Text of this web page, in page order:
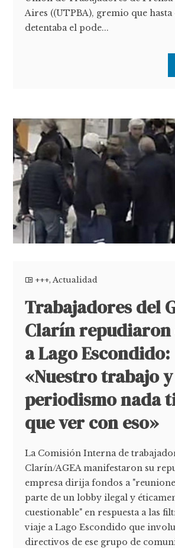
Aires ((UTPBA), gremio que
detentaba el pode...
+++,Actualidad
Trabajadores del
Clarín repudiaron
a Lago Escondido:
«Nuestro trabajo
periodismo nada
que ver con eso»
La Comisión Interna de
Clarín/AGEA manifestaron su
empresa dirija fondos a
parte de un lobby ilegal y
cuestionable" en respuesta a las
viaje a Lago Escondido que
directivos de ese grupo de